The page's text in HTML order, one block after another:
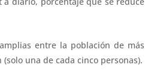
entre la población de más
una de cada cinco personas).